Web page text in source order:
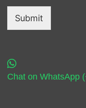
Submit
Chat on WhatsApp